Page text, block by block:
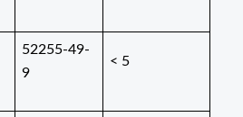
52255-49-
9
< 5